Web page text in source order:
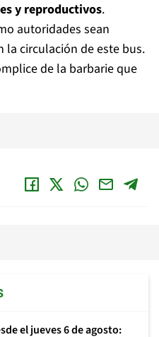
y reproductivos.
autoridades sean
la circulación de este bus.
de la barbarie que
el jueves 6 de agosto: